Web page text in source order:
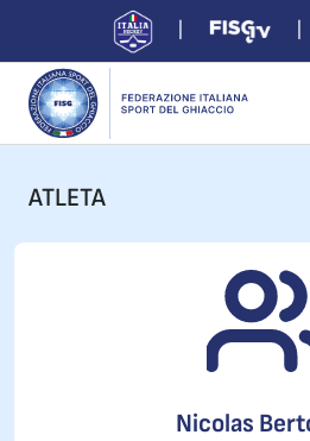
ATLETA
Nicolas